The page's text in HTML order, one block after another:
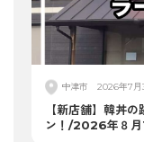
中津市 2026年7月
【新店舗】韓丼
ン！/2026年８月